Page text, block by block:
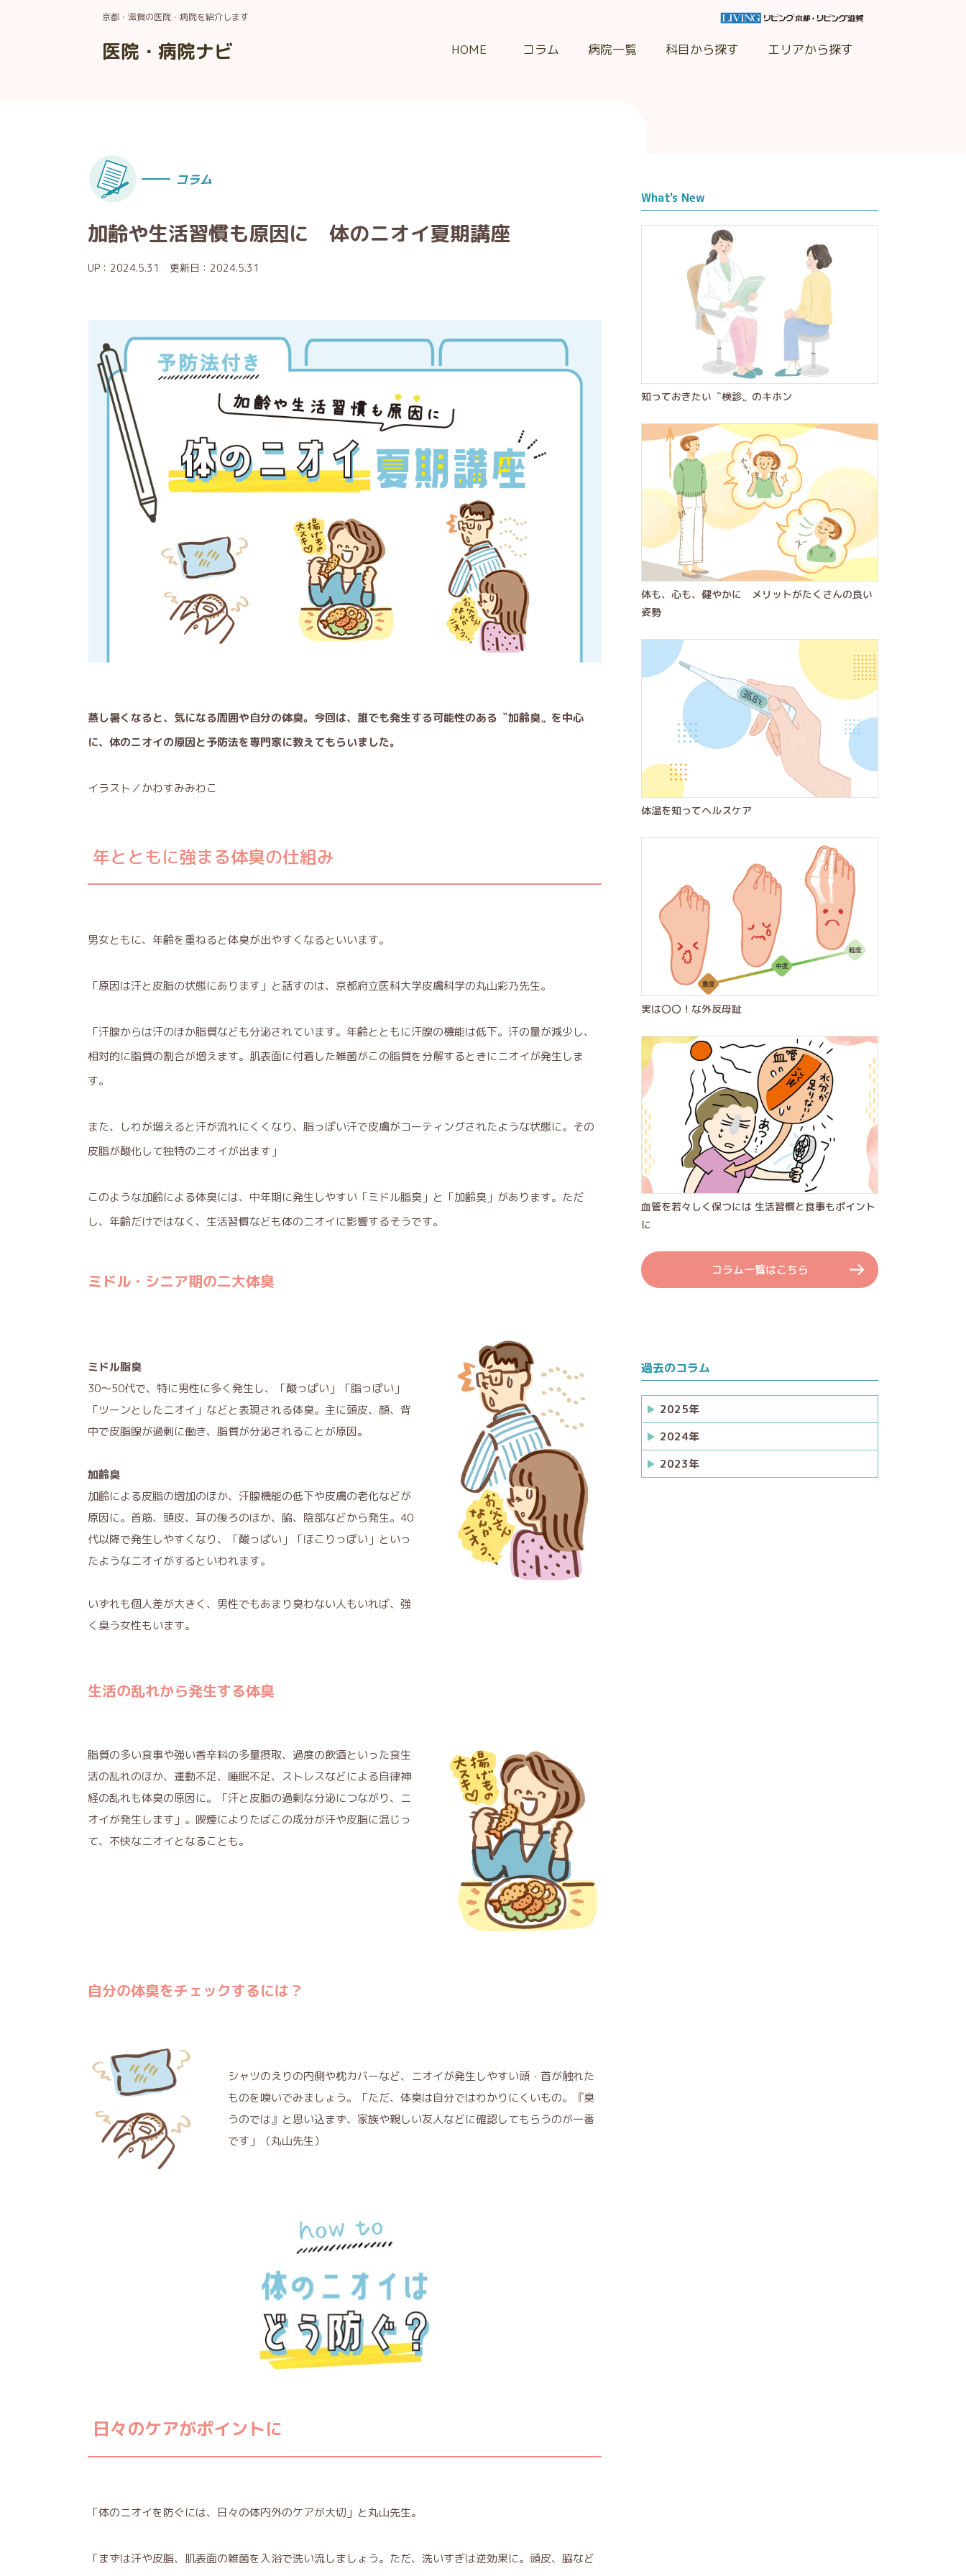
京都・滋賀の医院・病院を紹介します
医院・病院ナビ HOME コラム 病院一覧 科目から探す エリアから探す
コラム
加齢や生活習慣も原因に 体のニオイ夏期講座
UP：2024.5.31 更新日：2024.5.31
蒸し暑くなると、気になる周囲や自分の体臭。今回は、誰でも発生する可能性のある〝加齢臭〟を中心
に、体のニオイの原因と予防法を専門家に教えてもらいました。
イラスト／かわすみみわこ
年とともに強まる体臭の仕組み
男女ともに、年齢を重ねると体臭が出やすくなるといいます。
「原因は汗と皮脂の状態にあります」と話すのは、京都府立医科大学皮膚科学の丸山彩乃先生。
「汗腺からは汗のほか脂質なども分泌されています。年齢とともに汗腺の機能は低下。汗の量が減少し、
相対的に脂質の割合が増えます。肌表面に付着した雑菌がこの脂質を分解するときにニオイが発生しま
す。
また、しわが増えると汗が流れにくくなり、脂っぽい汗で皮膚がコーティングされたような状態に。その
皮脂が酸化して独特のニオイが出ます」
このような加齢による体臭には、中年期に発生しやすい「ミドル脂臭」と「加齢臭」があります。ただ
し、年齢だけではなく、生活習慣なども体のニオイに影響するそうです。
ミドル・シニア期の二大体臭
ミドル脂臭
30～50代で、特に男性に多く発生し、「酸っぱい」「脂っぽい」
「ツーンとしたニオイ」などと表現される体臭。主に頭皮、顔、背
中で皮脂腺が過剰に働き、脂質が分泌されることが原因。
加齢臭
加齢による皮脂の増加のほか、汗腺機能の低下や皮膚の老化などが
原因に。首筋、頭皮、耳の後ろのほか、脇、陰部などから発生。40
代以降で発生しやすくなり、「酸っぱい」「ほこりっぽい」といっ
たようなニオイがするといわれます。
いずれも個人差が大きく、男性でもあまり臭わない人もいれば、強
く臭う女性もいます。
生活の乱れから発生する体臭
脂質の多い食事や強い香辛料の多量摂取、過度の飲酒といった食生
活の乱れのほか、運動不足、睡眠不足、ストレスなどによる自律神
経の乱れも体臭の原因に。「汗と皮脂の過剰な分泌につながり、ニ
オイが発生します」。喫煙によりたばこの成分が汗や皮脂に混じっ
て、不快なニオイとなることも。
自分の体臭をチェックするには？
シャツのえりの内側や枕カバーなど、ニオイが発生しやすい頭・首が触れた
ものを嗅いでみましょう。「ただ、体臭は自分ではわかりにくいもの。『臭
うのでは』と思い込まず、家族や親しい友人などに確認してもらうのが一番
です」（丸山先生）
日々のケアがポイントに
「体のニオイを防ぐには、日々の体内外のケアが大切」と丸山先生。
「まずは汗や皮脂、肌表面の雑菌を入浴で洗い流しましょう。ただ、洗いすぎは逆効果に。頭皮、脇など
What's New
知っておきたい〝検診〟のキホン
体も、心も、健やかに メリットがたくさんの良い
姿勢
体温を知ってヘルスケア
実は〇〇！な外反母趾
血管を若々しく保つには 生活習慣と食事もポイント
に
コラム一覧はこちら
過去のコラム
2025年
2024年
2023年